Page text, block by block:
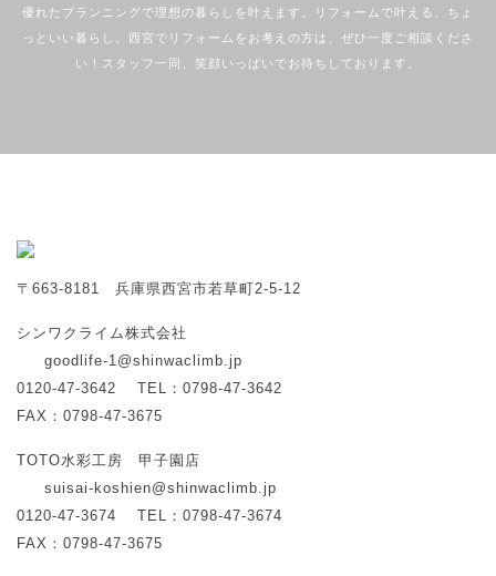
優れたプランニングで理想の暮らしを叶えます。リフォームで叶える、ちょ
っといい暮らし。西宮でリフォームをお考えの方は、ぜひ一度ご相談くださ
い！スタッフ一同、笑顔いっぱいでお待ちしております。
〒663-8181 兵庫県西宮市若草町2-5-12
シンワクライム株式会社
goodlife-1@shinwaclimb.jp
0120-47-3642
TEL：0798-47-3642
FAX：0798-47-3675
TOTO水彩工房 甲子園店
suisai-koshien@shinwaclimb.jp
0120-47-3674
TEL：0798-47-3674
FAX：0798-47-3675